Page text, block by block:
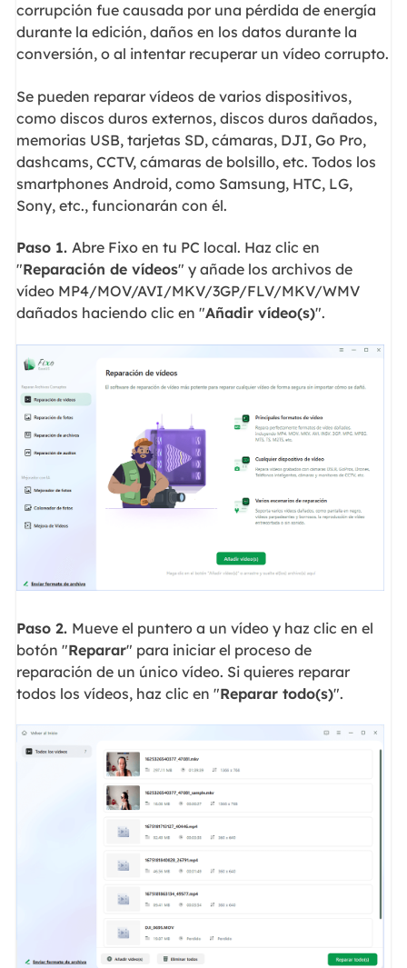
corrupción fue causada por una pérdida de energía
durante la edición, daños en los datos durante la
conversión, o al intentar recuperar un vídeo corrupto.
Se pueden reparar vídeos de varios dispositivos,
como discos duros externos, discos duros dañados,
memorias USB, tarjetas SD, cámaras, DJI, Go Pro,
dashcams, CCTV, cámaras de bolsillo, etc. Todos los
smartphones Android, como Samsung, HTC, LG,
Sony, etc., funcionarán con él.
Paso 1. Abre Fixo en tu PC local. Haz clic en
"Reparación de vídeos" y añade los archivos de
vídeo MP4/MOV/AVI/MKV/3GP/FLV/MKV/WMV
dañados haciendo clic en "Añadir vídeo(s)".
Paso 2. Mueve el puntero a un vídeo y haz clic en el
botón "Reparar" para iniciar el proceso de
reparación de un único vídeo. Si quieres reparar
todos los vídeos, haz clic en "Reparar todo(s)".